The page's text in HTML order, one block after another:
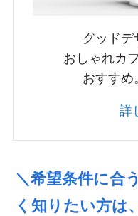
グッドデ
おしゃれカ
おすすめ
詳
＼希望条件に合
く知りたい方は